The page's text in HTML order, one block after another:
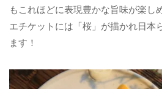
もこれほどに表現豊かな旨味が楽し
エチケットには「桜」が描かれ日本
ます！